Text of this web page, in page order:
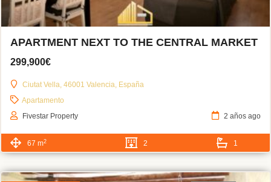
APARTMENT NEXT TO THE CENTRAL MARKET
299,900€
Ciutat Vella, 46001 Valencia, España
Apartamento
Fivestar Property
2 años ago
67 m2 2 1